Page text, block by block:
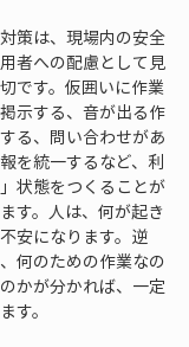
策は、現場内の安全
者への配慮として見
です。仮囲いに作業
示する、音が出る作
る、問い合わせがあ
を統一するなど、利
状態をつくることが
す。人は、何が起き
安になります。逆
何のための作業なの
かが分かれば、一定
す。